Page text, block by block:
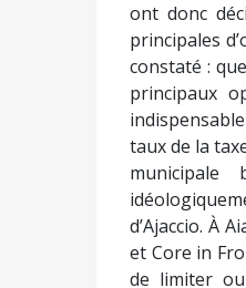
ont donc
principales
constaté :
principaux
taux de la
municipale
d’Ajaccio. À
et Core in
de limiter